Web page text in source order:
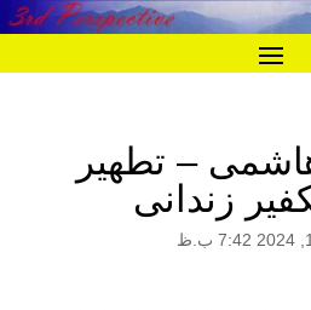
– تطهیر
زندانی